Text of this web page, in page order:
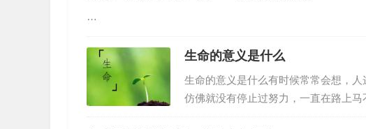
…
生命的意义是什么
生命的意义是什么有时候常常会想，
仿佛就没有停止过努力，一直在路上
赶路。小时候为了学业殚精竭虑，成